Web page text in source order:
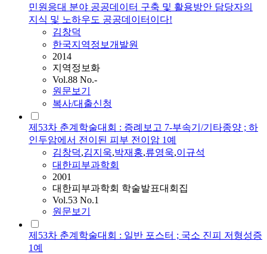
민원응대 분야 공공데이터 구축 및 활용방안 담당자의
지식 및 노하우도 공공데이터이다!
김창덕
한국지역정보개발원
2014
지역정보화
Vol.88 No.-
원문보기
복사/대출신청
제53차 춘계학술대회 : 증례보고 7-부속기/기타종양 ; 하
인두암에서 전이된 피부 전이암 1예
김창덕,김지욱,박재홍,류영욱,이규석
대한피부과학회
2001
대한피부과학회 학술발표대회집
Vol.53 No.1
원문보기
제53차 춘계학술대회 : 일반 포스터 ; 국소 진피 저형성증
1예